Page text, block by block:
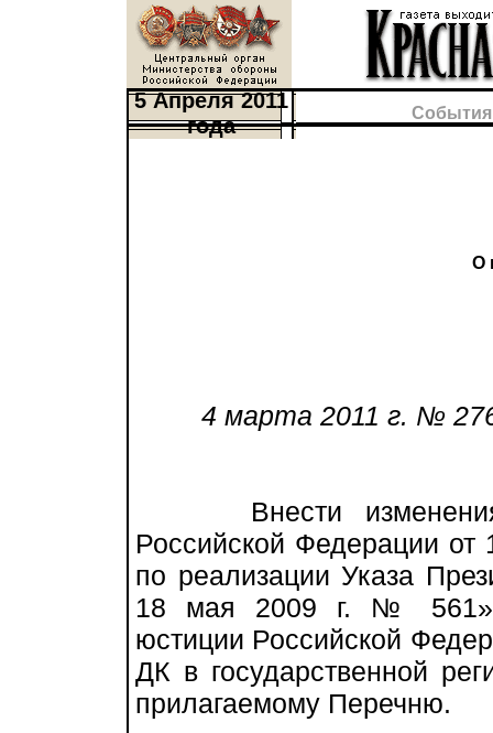
5 Апреля 2011
года
О
4 марта 2011 г. №
Внести изменения
Российской Федерации
по реализации Указа
18 мая 2009 г. № 561»
юстиции Российской
ДК в государственной
прилагаемому Перечню.